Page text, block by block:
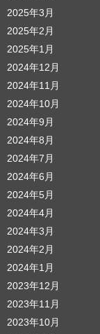
2025年3月
2025年2月
2025年1月
2024年12月
2024年11月
2024年10月
2024年9月
2024年8月
2024年7月
2024年6月
2024年5月
2024年4月
2024年3月
2024年2月
2024年1月
2023年12月
2023年11月
2023年10月